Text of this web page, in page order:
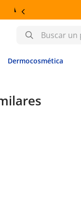
Buscar un
Dermocosmética